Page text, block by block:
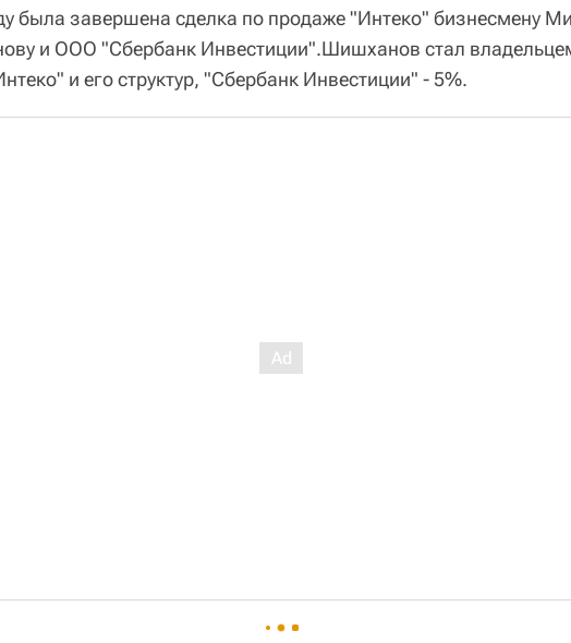
была завершена сделка по продаже "Интеко" бизнесмену
и ООО "Сбербанк Инвестиции".Шишханов стал
и его структур, "Сбербанк Инвестиции" - 5%.